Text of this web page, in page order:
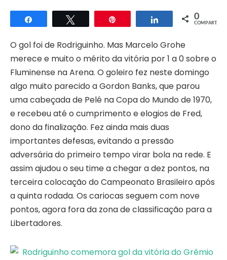
Compartilhar Compartilhar
0
COMPART.
O gol foi de Rodriguinho. Mas Marcelo Grohe
merece e muito o mérito da vitória por 1 a 0 sobre o
Fluminense na Arena. O goleiro fez neste domingo
algo muito parecido a Gordon Banks, que parou
uma cabeçada de Pelé na Copa do Mundo de 1970,
e recebeu até o cumprimento e elogios de Fred,
dono da finalização. Fez ainda mais duas
importantes defesas, evitando a pressão
adversária do primeiro tempo virar bola na rede. E
assim ajudou o seu time a chegar a dez pontos, na
terceira colocação do Campeonato Brasileiro após
a quinta rodada. Os cariocas seguem com nove
pontos, agora fora da zona de classificação para a
Libertadores.